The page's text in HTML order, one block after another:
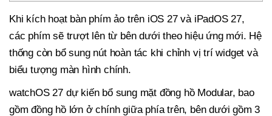
Khi kích hoạt bàn phím ảo trên iOS 27 và iPadOS 27,
các phím sẽ trượt lên từ bên dưới theo hiệu ứng mới. Hệ
thống còn bổ sung nút hoàn tác khi chỉnh vị trí widget và
biểu tượng màn hình chính.
watchOS 27 dự kiến bổ sung mặt đồng hồ Modular, bao
gồm đồng hồ lớn ở chính giữa phía trên, bên dưới gồm 3